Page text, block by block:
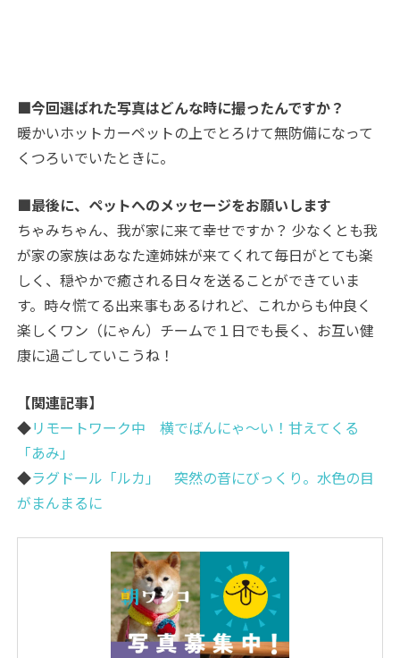
■今回選ばれた写真はどんな時に撮ったんですか？
暖かいホットカーペットの上でとろけて無防備になって
くつろいでいたときに。
■最後に、ペットへのメッセージをお願いします
ちゃみちゃん、我が家に来て幸せですか？ 少なくとも我
が家の家族はあなた達姉妹が来てくれて毎日がとても楽
しく、穏やかで癒される日々を送ることができていま
す。時々慌てる出来事もあるけれど、これからも仲良く
楽しくワン（にゃん）チームで１日でも長く、お互い健
康に過ごしていこうね！
【関連記事】
◆リモートワーク中 横でばんにゃ～い！甘えてくる
「あみ」
◆ラグドール「ルカ」 突然の音にびっくり。水色の目
がまんまるに